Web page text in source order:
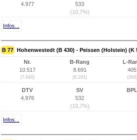
4.977
533
(10,7%)
Infos...
B 77 Hohenwestedt (B 430) - Peissen (Holstein) (K
Nr.
10.517
(7.840)
B-Rang
8.691
(6.291)
L-
405
(304)
DTV
4.976
SV
532
(10,7%)
BPL
Infos...